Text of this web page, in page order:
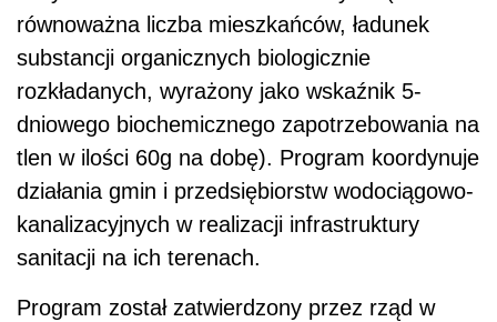
równoważna liczba mieszkańców, ładunek
substancji organicznych biologicznie
rozkładanych, wyrażony jako wskaźnik 5-
dniowego biochemicznego zapotrzebowania na
tlen w ilości 60g na dobę). Program koordynuje
działania gmin i przedsiębiorstw wodociągowo-
kanalizacyjnych w realizacji infrastruktury
sanitacji na ich terenach.
Program został zatwierdzony przez rząd w